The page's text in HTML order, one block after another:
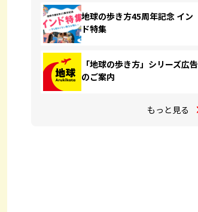
地球の歩き方45周年記念 イン
ド特集
「地球の歩き方」シリーズ広告
のご案内
もっと見る